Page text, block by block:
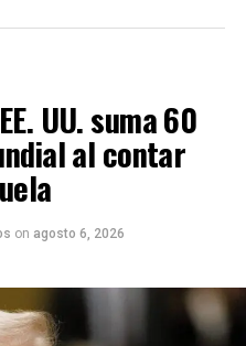
UU. suma 60
al contar
on agosto 6, 2026